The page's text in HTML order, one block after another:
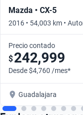
Mazda • CX-5
2016 • 54,003 km •
Precio contado
$242,999
Desde $4,760 /mes*
Guadalajara